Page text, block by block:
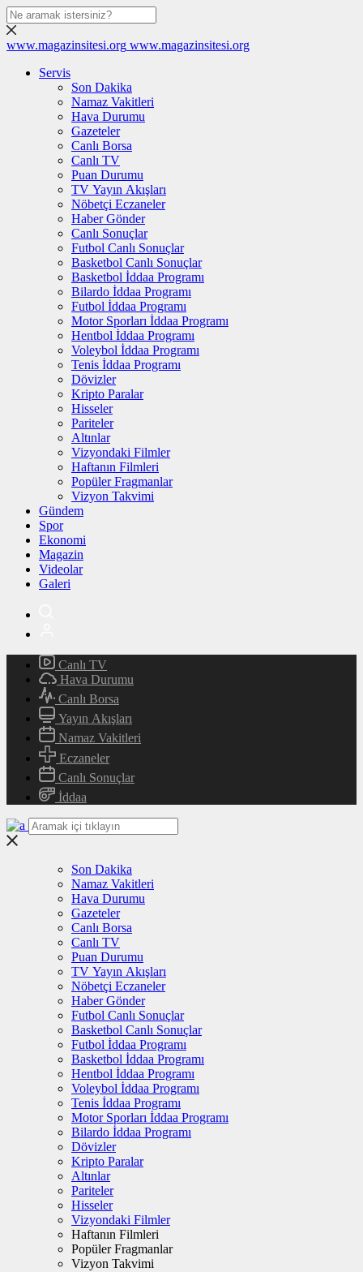
www.magazinsitesi.org www.magazinsitesi.org
Servis
Son Dakika
Namaz Vakitleri
Hava Durumu
Gazeteler
Canlı Borsa
Canlı TV
Puan Durumu
TV Yayın Akışları
Nöbetçi Eczaneler
Haber Gönder
Canlı Sonuçlar
Futbol Canlı Sonuçlar
Basketbol Canlı Sonuçlar
Basketbol İddaa Programı
Bilardo İddaa Programı
Futbol İddaa Programı
Motor Sporları İddaa Programı
Hentbol İddaa Programı
Voleybol İddaa Programı
Tenis İddaa Programı
Dövizler
Kripto Paralar
Hisseler
Pariteler
Altınlar
Vizyondaki Filmler
Haftanın Filmleri
Popüler Fragmanlar
Vizyon Takvimi
Gündem
Spor
Ekonomi
Magazin
Videolar
Galeri
Canlı TV
Hava Durumu
Canlı Borsa
Yayın Akışları
Namaz Vakitleri
Eczaneler
Canlı Sonuçlar
İddaa
Son Dakika
Namaz Vakitleri
Hava Durumu
Gazeteler
Canlı Borsa
Canlı TV
Puan Durumu
TV Yayın Akışları
Nöbetçi Eczaneler
Haber Gönder
Futbol Canlı Sonuçlar
Basketbol Canlı Sonuçlar
Futbol İddaa Programı
Basketbol İddaa Programı
Hentbol İddaa Programı
Voleybol İddaa Programı
Tenis İddaa Programı
Motor Sporları İddaa Programı
Bilardo İddaa Programı
Dövizler
Kripto Paralar
Altınlar
Pariteler
Hisseler
Vizyondaki Filmler
Haftanın Filmleri
Popüler Fragmanlar
Vizyon Takvimi